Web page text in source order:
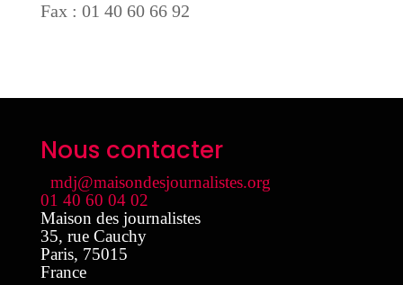
Fax : 01 40 60 66 92
Nous contacter
mdj@maisondesjournalistes.org
01 40 60 04 02
Maison des journalistes
35, rue Cauchy
Paris, 75015
France